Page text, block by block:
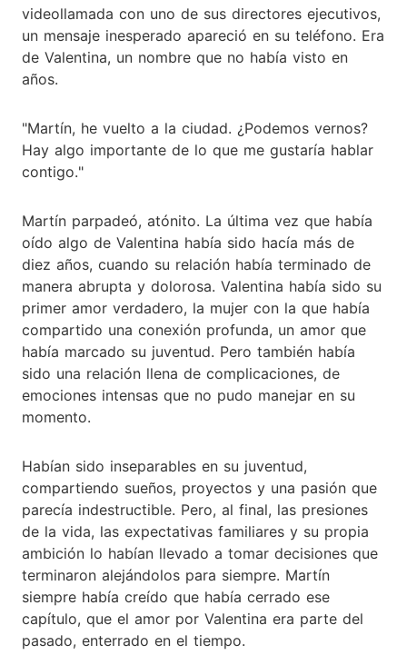
videollamada con uno de sus directores ejecutivos,
un mensaje inesperado apareció en su teléfono. Era
de Valentina, un nombre que no había visto en
años.
"Martín, he vuelto a la ciudad. ¿Podemos vernos?
Hay algo importante de lo que me gustaría hablar
contigo."
Martín parpadeó, atónito. La última vez que había
oído algo de Valentina había sido hacía más de
diez años, cuando su relación había terminado de
manera abrupta y dolorosa. Valentina había sido su
primer amor verdadero, la mujer con la que había
compartido una conexión profunda, un amor que
había marcado su juventud. Pero también había
sido una relación llena de complicaciones, de
emociones intensas que no pudo manejar en su
momento.
Habían sido inseparables en su juventud,
compartiendo sueños, proyectos y una pasión que
parecía indestructible. Pero, al final, las presiones
de la vida, las expectativas familiares y su propia
ambición lo habían llevado a tomar decisiones que
terminaron alejándolos para siempre. Martín
siempre había creído que había cerrado ese
capítulo, que el amor por Valentina era parte del
pasado, enterrado en el tiempo.